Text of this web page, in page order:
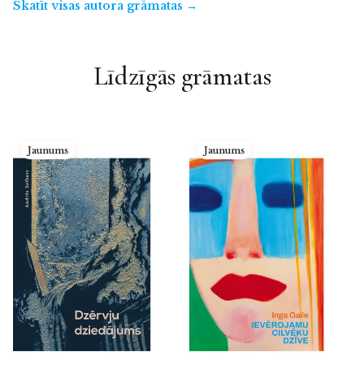
Skatīt visas autora grāmatas →
Līdzīgās grāmatas
Jaunums Jaunums